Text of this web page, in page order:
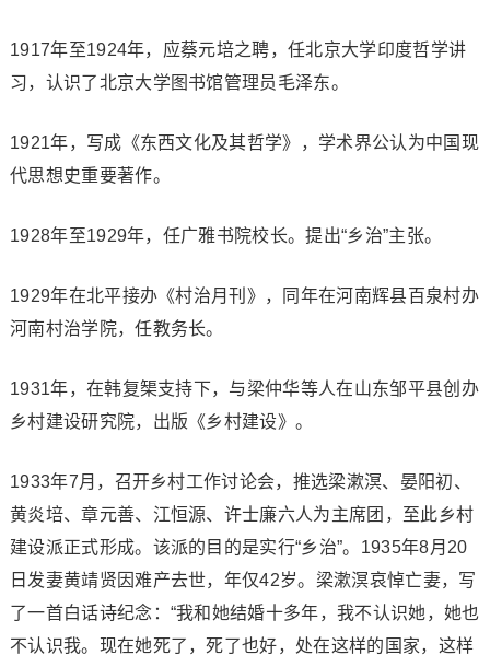
1917年至1924年，应蔡元培之聘，任北京大学印度哲学讲
习，认识了北京大学图书馆管理员毛泽东。
1921年，写成《东西文化及其哲学》，学术界公认为中国现
代思想史重要著作。
1928年至1929年，任广雅书院校长。提出“乡治”主张。
1929年在北平接办《村治月刊》，同年在河南辉县百泉村办
河南村治学院，任教务长。
1931年，在韩复榘支持下，与梁仲华等人在山东邹平县创办
乡村建设研究院，出版《乡村建设》。
1933年7月，召开乡村工作讨论会，推选梁漱溟、晏阳初、
黄炎培、章元善、江恒源、许士廉六人为主席团，至此乡村
建设派正式形成。该派的目的是实行“乡治”。1935年8月20
日发妻黄靖贤因难产去世，年仅42岁。梁漱溟哀悼亡妻，写
了一首白话诗纪念：“我和她结婚十多年，我不认识她，她也
不认识我。现在她死了，死了也好，处在这样的国家，这样